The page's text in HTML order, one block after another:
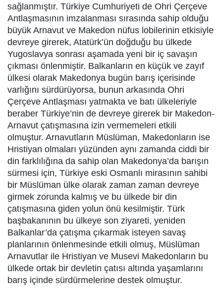
sağlanmıştır. Türkiye Cumhuriyeti de Ohri Çerçeve
Antlaşmasının imzalanması sırasında sahip olduğu
büyük Arnavut ve Makedon nüfus lobilerinin etkisiyle
devreye girerek, Atatürk’ün doğduğu bu ülkede
Yugoslavya sonrası aşamada yeni bir iç savaşın
çıkması önlenmiştir. Balkanların en küçük ve zayıf
ülkesi olarak Makedonya bugün barış içerisinde
varlığını sürdürüyorsa, bunun arkasında Ohri
Çerçeve Antlaşması yatmakta ve batı ülkeleriyle
beraber Türkiye’nin de devreye girerek bir Makedon-
Arnavut çatışmasına izin vermemeleri etkili
olmuştur. Arnavutların Müslüman, Makedonların ise
Hristiyan olmaları yüzünden aynı zamanda ciddi bir
din farklılığına da sahip olan Makedonya’da barışın
sürmesi için, Türkiye eski Osmanlı mirasının sahibi
bir Müslüman ülke olarak zaman zaman devreye
girmek zorunda kalmış ve bu ülkede bir din
çatışmasına giden yolun önü kesilmiştir. Türk
başbakanının bu ülkeye son ziyareti, yeniden
Balkanlar’da çatışma çıkarmak isteyen savaş
planlarının önlenmesinde etkili olmuş, Müslüman
Arnavutlar ile Hristiyan ve Musevi Makedonların bu
ülkede ortak bir devletin çatısı altında yaşamlarını
barış içinde sürdürmelerine destek olmuştur.